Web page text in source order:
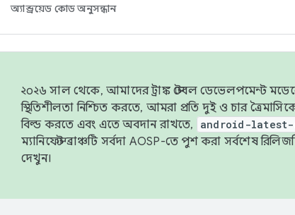
অ্যান্ড্রয়েড কোড অনুসন্ধান
২০২৬ সাল থেকে, আমাদের ট্রাঙ্ক স্টেবল ডেভেলপমেন্ট
স্থিতিশীলতা নিশ্চিত করতে, আমরা প্রতি দুই ও চার
বিল্ড করতে এবং এতে অবদান রাখতে,
android-latest-
ম্যানিফেস্ট ব্রাঞ্চটি সর্বদা AOSP-তে পুশ করা সর্বশেষ
দেখুন।